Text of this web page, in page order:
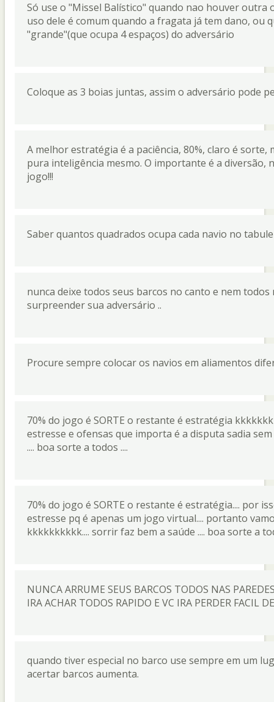
Só use o "Missel Balístico" quando nao houver outra
uso dele é comum quando a fragata já tem dano, ou
"grande"(que ocupa 4 espaços) do adversário
Coloque as 3 boias juntas, assim o adversário pode
A melhor estratégia é a paciência, 80%, claro é
pura inteligência mesmo. O importante é a diversão,
jogo!!!
Saber quantos quadrados ocupa cada navio no
nunca deixe todos seus barcos no canto e nem
surpreender sua adversário ..
Procure sempre colocar os navios em aliamentos
70% do jogo é SORTE o restante é estratégia
estresse e ofensas que importa é a disputa sadia
.... boa sorte a todos ....
70% do jogo é SORTE o restante é estratégia.... por
estresse pq é apenas um jogo virtual.... portanto
kkkkkkkkkk.... sorrir faz bem a saúde .... boa sorte a
NUNCA ARRUME SEUS BARCOS TODOS NAS
IRA ACHAR TODOS RAPIDO E VC IRA PERDER FACIL
quando tiver especial no barco use sempre em um
acertar barcos aumenta.